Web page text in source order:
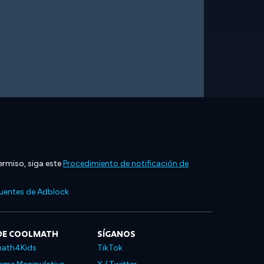
siga esteProcedimiento de notificación de
de Adblock
COOLMATH SÍGANOS
TikTok